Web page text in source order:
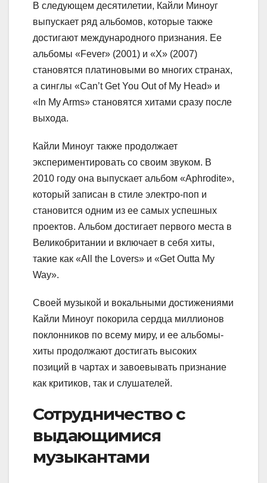
В следующем десятилетии, Кайли Миноуг
выпускает ряд альбомов, которые также
достигают международного признания. Ее
альбомы «Fever» (2001) и «X» (2007)
становятся платиновыми во многих странах,
а синглы «Can’t Get You Out of My Head» и
«In My Arms» становятся хитами сразу после
выхода.
Кайли Миноуг также продолжает
экспериментировать со своим звуком. В
2010 году она выпускает альбом «Aphrodite»,
который записан в стиле электро-поп и
становится одним из ее самых успешных
проектов. Альбом достигает первого места в
Великобритании и включает в себя хиты,
такие как «All the Lovers» и «Get Outta My
Way».
Своей музыкой и вокальными достижениями
Кайли Миноуг покорила сердца миллионов
поклонников по всему миру, и ее альбомы-
хиты продолжают достигать высоких
позиций в чартах и завоевывать признание
как критиков, так и слушателей.
Сотрудничество с
выдающимися
музыкантами